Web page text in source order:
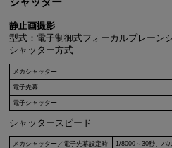
静止画撮影
型式：電子制御式フォーカルプレーン
シャッター方式
メカシャッター
電子先幕
電子シャッター
シャッタースピード
メカシャッター／電子先幕設定時 1/8000～30秒、バ